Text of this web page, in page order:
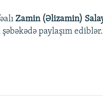
Zamin (Əlizamin)
paylaşım ediblər.